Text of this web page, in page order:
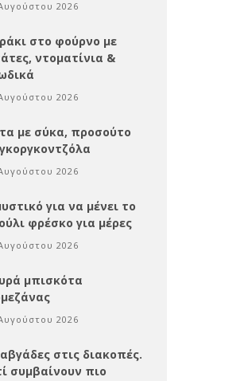
2026
στο φούρνο με
ντοματίνια &
2026
με σύκα, προσούτο
2026
για να μένει το
φρέσκο για μέρες
2026
μπισκότα
2026
στις διακοπές.
συμβαίνουν πιο